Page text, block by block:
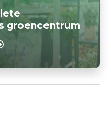
groencentrum